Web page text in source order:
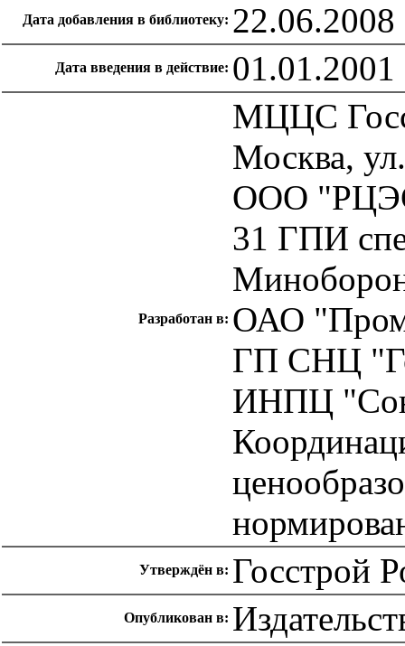
Дата добавления в библиотеку: 22.06.2008
Дата введения в действие: 01.01.2001
Разработан в:
МЦЦС
Москва,
ООО
31 ГПИ
ОАО
ГП СНЦ
ИНПЦ
Утверждён в: Госстрой
Опубликован в: